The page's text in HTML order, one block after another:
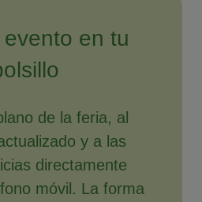
en tu
de la feria, al
y a las
directamente
móvil. La forma